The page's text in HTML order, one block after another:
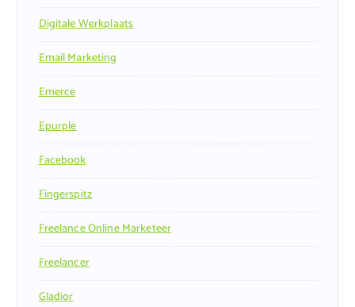
Digitale Werkplaats
Email Marketing
Emerce
Epurple
Facebook
Fingerspitz
Freelance Online Marketeer
Freelancer
Gladior